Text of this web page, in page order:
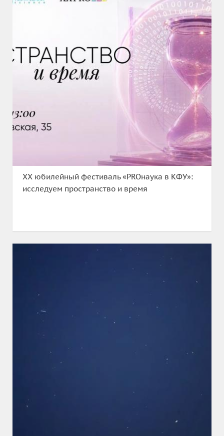
XX юбилейный фестиваль «PROнаука в КФУ»:
исследуем пространство и время